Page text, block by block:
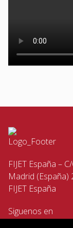
FIJET España –
Madrid
FIJET España
Siguenos en